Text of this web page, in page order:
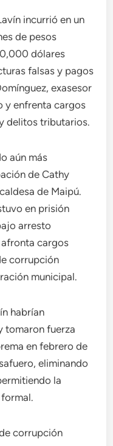
incurrió en un
de pesos
dólares
falsas y pagos
exasesor
y enfrenta cargos
delitos tributarios.
aún más
de Cathy
de Maipú.
en prisión
arresto
cargos
corrupción
municipal.
habrían
tomaron fuerza
en febrero de
eliminando
la
corrupción